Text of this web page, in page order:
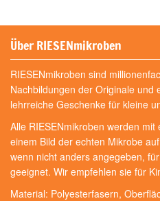
Über RIESENmikroben
RIESENmikroben sind
Nachbildungen der Originale und
lehrreiche Geschenke für kleine
Alle RIESENmikroben werden
einem Bild der echten Mikrobe
wenn nicht anders angegeben,
geeignet. Wir empfehlen sie für
Material: Polyesterfasern,